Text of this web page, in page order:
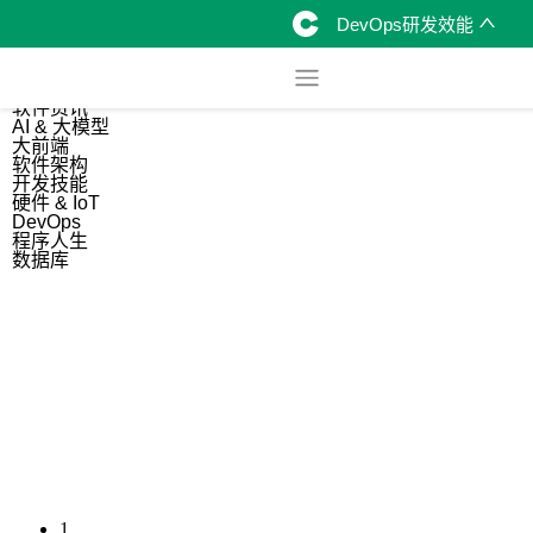
DevOps研发效能
软件资讯
AI & 大模型
大前端
软件架构
开发技能
硬件 & IoT
DevOps
程序人生
数据库
1